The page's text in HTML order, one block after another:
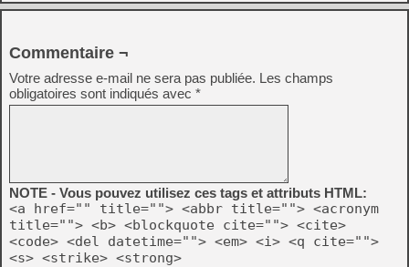
Commentaire ¬
Votre adresse e-mail ne sera pas publiée. Les champs
obligatoires sont indiqués avec *
NOTE - Vous pouvez utilisez ces tags et attributs HTML:
<a href="" title=""> <abbr title=""> <acronym
title=""> <b> <blockquote cite=""> <cite>
<code> <del datetime=""> <em> <i> <q cite="">
<s> <strike> <strong>